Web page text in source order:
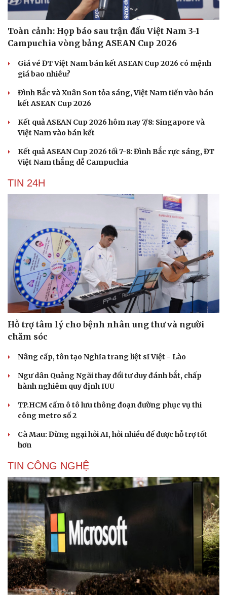
Du lịch
Đọc truyện đêm khuya
Cửa sổ tình yêu
Kể chuyện cho bé
Hạt giống tâm hồn
Toàn cảnh: Họp báo sau trận đấu Việt Nam 3-1
Campuchia vòng bảng ASEAN Cup 2026
Giá vé ĐT Việt Nam bán kết ASEAN Cup 2026 có mệnh
giá bao nhiêu?
Đình Bắc và Xuân Son tỏa sáng, Việt Nam tiến vào bán
kết ASEAN Cup 2026
Kết quả ASEAN Cup 2026 hôm nay 7/8: Singapore và
Việt Nam vào bán kết
Kết quả ASEAN Cup 2026 tối 7-8: Đình Bắc rực sáng, ĐT
Việt Nam thắng dễ Campuchia
TIN 24H
Hỗ trợ tâm lý cho bệnh nhân ung thư và người
chăm sóc
Nâng cấp, tôn tạo Nghĩa trang liệt sĩ Việt - Lào
Ngư dân Quảng Ngãi thay đổi tư duy đánh bắt, chấp
hành nghiêm quy định IUU
TP.HCM cấm ô tô lưu thông đoạn đường phục vụ thi
công metro số 2
Cà Mau: Đừng ngại hỏi AI, hỏi nhiều để được hỗ trợ tốt
hơn
TIN CÔNG NGHỆ